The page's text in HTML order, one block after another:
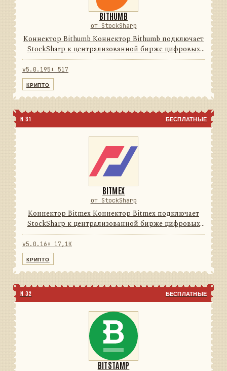
BITHUMB
от StockSharp
Коннектор Bithumb Коннектор Bithumb подключает
StockSharp к централизованной бирже цифровых
активов. Он переводит данные и операции
провайдера в единую модель сообщений
StockSharp, поэтому приложения ...
v5.0.195 ⬇ 517
КРИПТО
N 31 БЕСПЛАТНЫЕ
BITMEX
от StockSharp
Коннектор Bitmex Коннектор Bitmex подключает
StockSharp к централизованной бирже цифровых
активов. Он переводит данные и операции
провайдера в единую модель сообщений
StockSharp, поэтому приложения мо...
v5.0.16 ⬇ 17,1K
КРИПТО
N 32 БЕСПЛАТНЫЕ
BITSTAMP